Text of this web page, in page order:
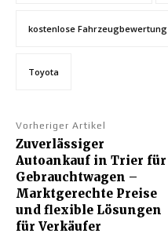
kostenlose Fahrzeugbewertung
Toyota
Vorheriger Artikel
Zuverlässiger
Autoankauf in Trier für
Gebrauchtwagen –
Marktgerechte Preise
und flexible Lösungen
für Verkäufer